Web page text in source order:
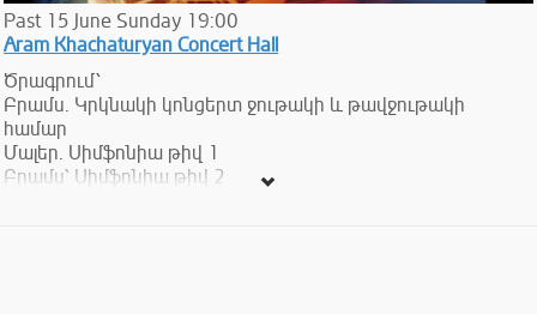
Past 15 June Sunday 19:00
Aram Khachaturyan Concert Hall
Ծրագրում՝
Բրամս. Կրկնակի կոնցերտ ջութակի և թավջութակի
համար
Մալեր. Սիմֆոնիա թիվ 1
Բրամս՝ Սիմֆոնիա թիվ 2